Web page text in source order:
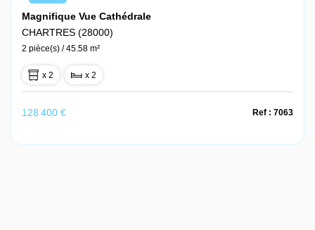
Magnifique Vue Cathédrale
CHARTRES (28000)
2 pièce(s) / 45.58 m²
x 2 x 2
128 400 € Ref : 7063